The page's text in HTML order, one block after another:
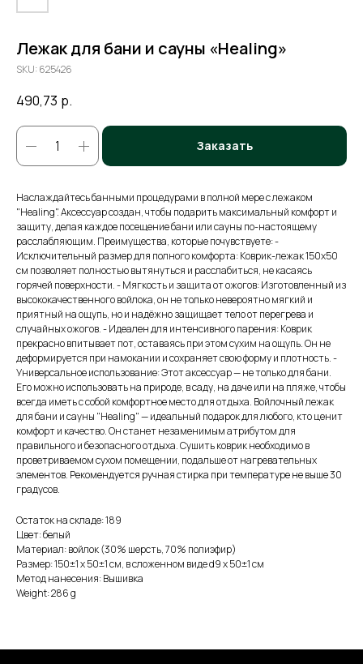
Лежак для бани и сауны «Healing»
SKU: 625426
490,73 р.
Заказать
Наслаждайтесь банными процедурами в полной мере с лежаком
"Healing". Аксессуар создан, чтобы подарить максимальный комфорт и
защиту, делая каждое посещение бани или сауны по-настоящему
расслабляющим. Преимущества, которые почувствуете: -
Исключительный размер для полного комфорта: Коврик-лежак 150x50
см позволяет полностью вытянуться и расслабиться, не касаясь
горячей поверхности. - Мягкость и защита от ожогов: Изготовленный из
высококачественного войлока, он не только невероятно мягкий и
приятный на ощупь, но и надёжно защищает тело от перегрева и
случайных ожогов. - Идеален для интенсивного парения: Коврик
прекрасно впитывает пот, оставаясь при этом сухим на ощупь. Он не
деформируется при намокании и сохраняет свою форму и плотность. -
Универсальное использование: Этот аксессуар — не только для бани.
Его можно использовать на природе, в саду, на даче или на пляже, чтобы
всегда иметь с собой комфортное место для отдыха. Войлочный лежак
для бани и сауны "Healing" — идеальный подарок для любого, кто ценит
комфорт и качество. Он станет незаменимым атрибутом для
правильного и безопасного отдыха. Сушить коврик необходимо в
проветриваемом сухом помещении, подальше от нагревательных
элементов. Рекомендуется ручная стирка при температуре не выше 30
градусов.
Остаток на складе: 189
Цвет: белый
Материал: войлок (30% шерсть, 70% полиэфир)
Размер: 150±1 х 50±1 см, в сложенном виде d9 х 50±1 см
Метод нанесения: Вышивка
Weight: 286 g